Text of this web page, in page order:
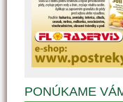
PONÚKAME